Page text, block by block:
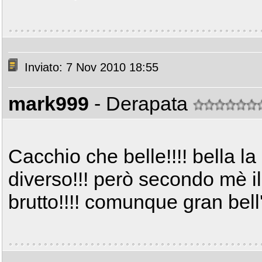
Inviato: 7 Nov 2010 18:55
mark999 - Derapata
Cacchio che belle!!!! bella
diverso!!! però secondo mè
brutto!!!! comunque gran